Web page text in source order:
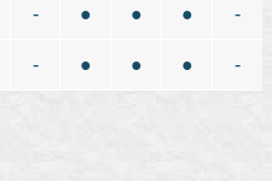
- ● ● ● -
- ● ● ● -